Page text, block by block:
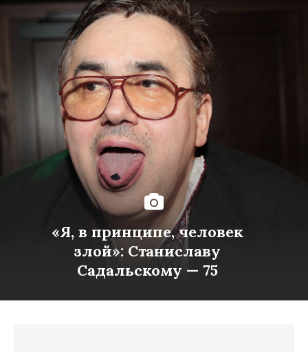
«Я, в принципе, человек
злой»: Станиславу
Садальскому — 75